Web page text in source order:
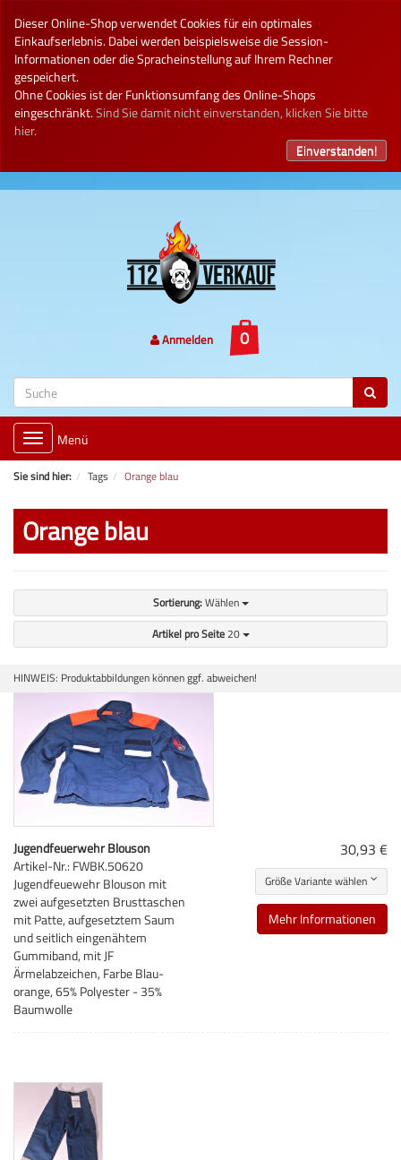
Dieser Online-Shop verwendet Cookies für ein optimales
Einkaufserlebnis. Dabei werden beispielsweise die Session-
Informationen oder die Spracheinstellung auf Ihrem Rechner
gespeichert.
Ohne Cookies ist der Funktionsumfang des Online-Shops
eingeschränkt.Sind Sie damit nicht einverstanden, klicken Sie bitte
hier.
Einverstanden!
Anmelden
Toggle
navigation
Menü
Sie sind hier: Tags Orange blau
Orange blau
Sortierung:Wählen
Artikel pro Seite20
HINWEIS: Produktabbildungen können ggf. abweichen!
Jugendfeuerwehr Blouson
Artikel-Nr.: FWBK.50620
Jugendfeuewehr Blouson mit
zwei aufgesetzten Brusttaschen
mit Patte, aufgesetztem Saum
und seitlich eingenähtem
Gummiband, mit JF
Ärmelabzeichen, Farbe Blau-
orange, 65% Polyester - 35%
Baumwolle
30,93 €
Größe Variante wählen
Mehr Informationen